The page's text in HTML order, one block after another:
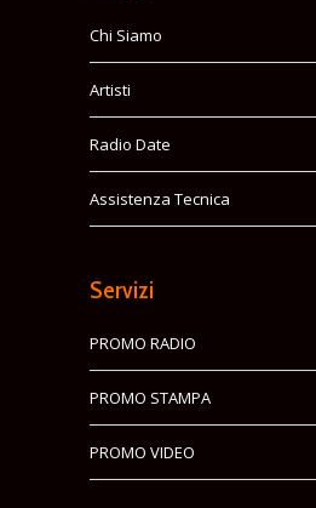
Chi Siamo
Artisti
Radio Date
Assistenza Tecnica
Servizi
PROMO RADIO
PROMO STAMPA
PROMO VIDEO